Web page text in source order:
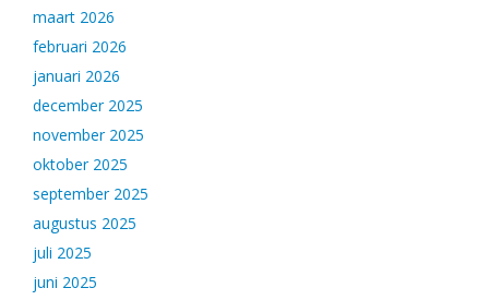
maart 2026
februari 2026
januari 2026
december 2025
november 2025
oktober 2025
september 2025
augustus 2025
juli 2025
juni 2025